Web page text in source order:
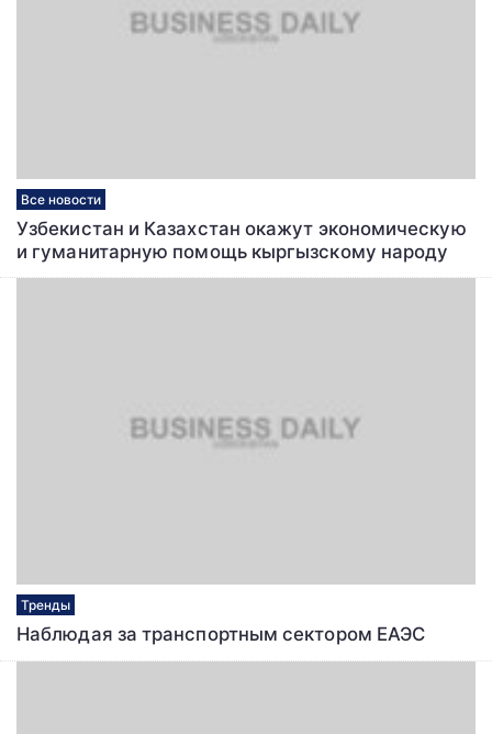
Все новости
Узбекистан и Казахстан окажут экономическую
и гуманитарную помощь кыргызскому народу
Тренды
Наблюдая за транспортным сектором ЕАЭС